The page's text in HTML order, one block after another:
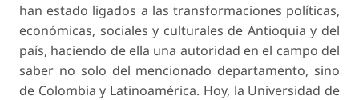
han estado ligados a las transformaciones políticas,
económicas, sociales y culturales de Antioquia y del
país, haciendo de ella una autoridad en el campo del
saber no solo del mencionado departamento, sino
de Colombia y Latinoamérica. Hoy, la Universidad de